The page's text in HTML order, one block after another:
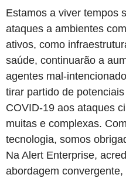
Estamos a viver tempos
ataques a ambientes
ativos, como
saúde, continuarão a
agentes mal-
tirar partido de
COVID-19 aos ataques
muitas e complexas.
tecnologia, somos
Na Alert Enterprise,
abordagem